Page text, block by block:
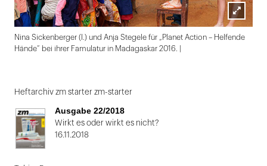
Lightbox
öffnen
Nina Sickenberger (l.) und Anja Stegele für „Planet Action – Helfende
Hände“ bei ihrer Famulatur in Madagaskar 2016. |
1
von
Heftarchiv zm starter zm-starter
Ausgabe 22/2018
Wirkt es oder wirkt es nicht?
16.11.2018